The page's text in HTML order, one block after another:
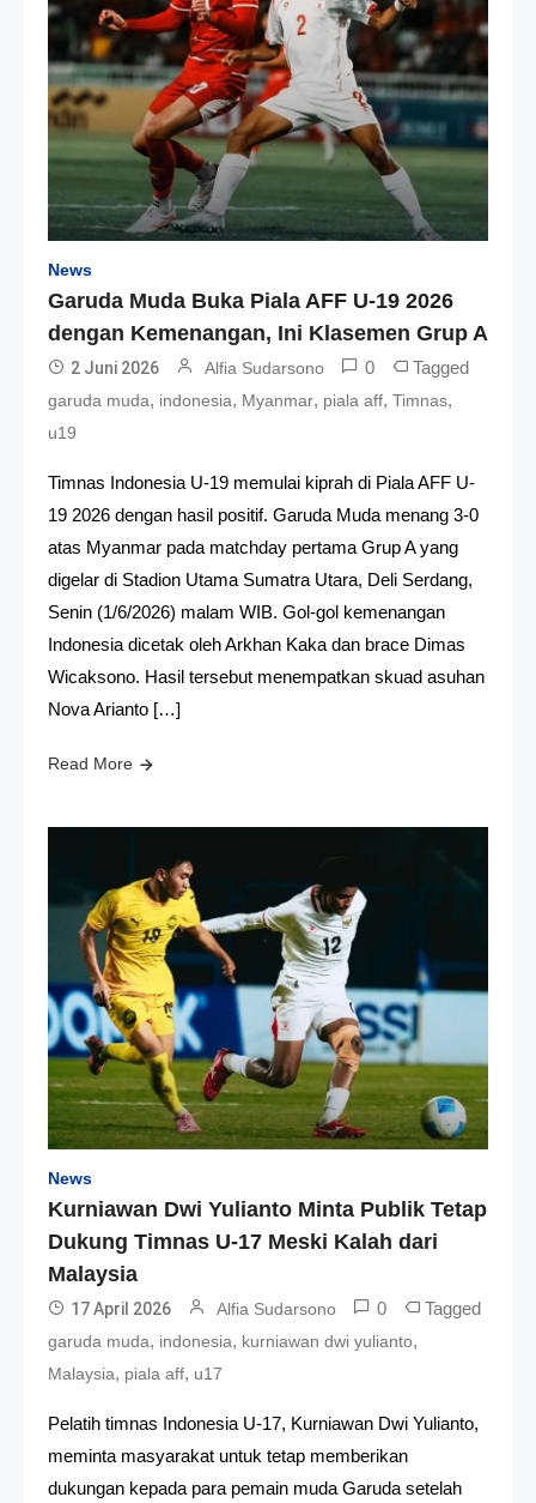
News
Garuda Muda Buka Piala AFF U-19 2026
dengan Kemenangan, Ini Klasemen Grup A
2 Juni 2026 Alfia Sudarsono 0 Tagged
garuda muda, indonesia, Myanmar, piala aff, Timnas,
u19
Timnas Indonesia U-19 memulai kiprah di Piala AFF U-
19 2026 dengan hasil positif. Garuda Muda menang 3-0
atas Myanmar pada matchday pertama Grup A yang
digelar di Stadion Utama Sumatra Utara, Deli Serdang,
Senin (1/6/2026) malam WIB. Gol-gol kemenangan
Indonesia dicetak oleh Arkhan Kaka dan brace Dimas
Wicaksono. Hasil tersebut menempatkan skuad asuhan
Nova Arianto […]
Read More
News
Kurniawan Dwi Yulianto Minta Publik Tetap
Dukung Timnas U-17 Meski Kalah dari
Malaysia
17 April 2026 Alfia Sudarsono 0 Tagged
garuda muda, indonesia, kurniawan dwi yulianto,
Malaysia, piala aff, u17
Pelatih timnas Indonesia U-17, Kurniawan Dwi Yulianto,
meminta masyarakat untuk tetap memberikan
dukungan kepada para pemain muda Garuda setelah